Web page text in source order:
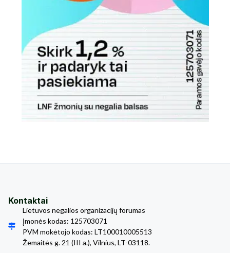
Kontaktai
Lietuvos negalios organizacijų forumas
Įmonės kodas: 125703071
PVM mokėtojo kodas: LT100010005513
Žemaitės g. 21 (III a.), Vilnius, LT-03118.